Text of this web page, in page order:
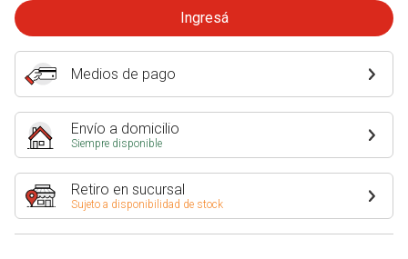
Ingresá
Medios de pago
Envío a domicilio
Siempre disponible
Retiro en sucursal
Sujeto a disponibilidad de stock